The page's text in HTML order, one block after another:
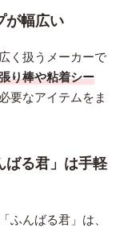
が幅広い
く扱うメーカーで
り棒や粘着シー
要なアイテムをま
ばる君」は手軽
ふんばる君」は、